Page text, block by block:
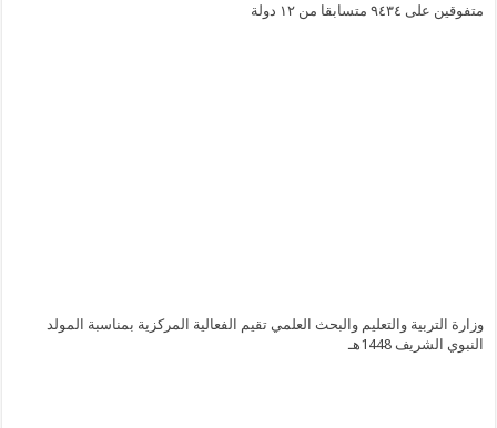
متفوقين على ٩٤٣٤ متسابقا من ١٢ دولة
وزارة التربية والتعليم والبحث العلمي تقيم الفعالية المركزية بمناسبة المولد
النبوي الشريف 1448هـ